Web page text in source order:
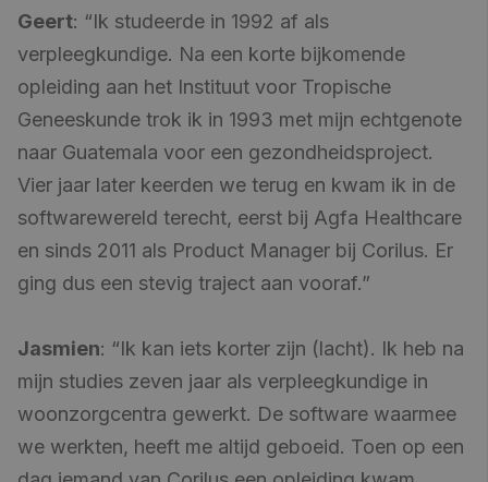
Geert: “Ik studeerde in 1992 af als
verpleegkundige. Na een korte bijkomende
opleiding aan het Instituut voor Tropische
Geneeskunde trok ik in 1993 met mijn echtgenote
naar Guatemala voor een gezondheidsproject.
Vier jaar later keerden we terug en kwam ik in de
softwarewereld terecht, eerst bij Agfa Healthcare
en sinds 2011 als Product Manager bij Corilus. Er
ging dus een stevig traject aan vooraf.”
Jasmien: “Ik kan iets korter zijn (lacht). Ik heb na
mijn studies zeven jaar als verpleegkundige in
woonzorgcentra gewerkt. De software waarmee
we werkten, heeft me altijd geboeid. Toen op een